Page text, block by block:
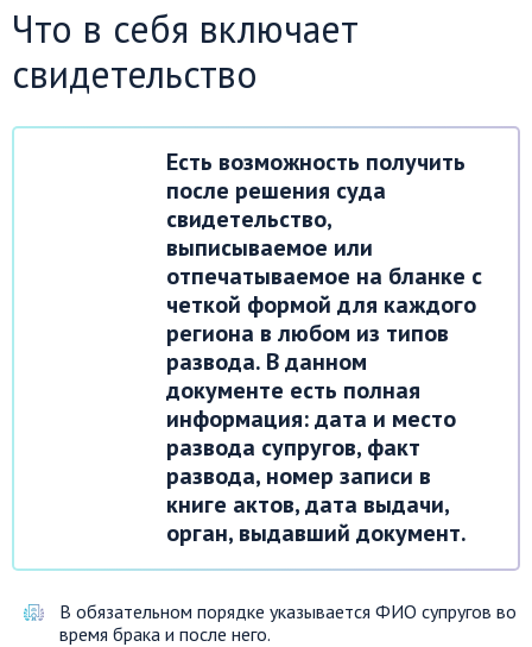
Что в себя включает
свидетельство
Есть возможность получить
после решения суда
свидетельство,
выписываемое или
отпечатываемое на бланке с
четкой формой для каждого
региона в любом из типов
развода. В данном
документе есть полная
информация: дата и место
развода супругов, факт
развода, номер записи в
книге актов, дата выдачи,
орган, выдавший документ.
В обязательном порядке указывается ФИО супругов во
время брака и после него.